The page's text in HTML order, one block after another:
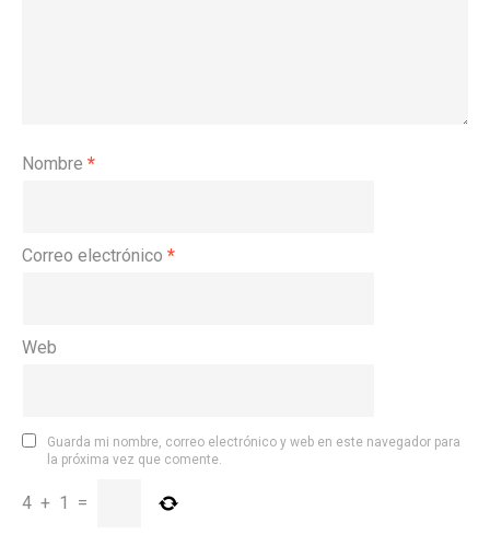
Nombre *
Correo electrónico *
Web
Guarda mi nombre, correo electrónico y web en este navegador para
la próxima vez que comente.
4 + 1 =